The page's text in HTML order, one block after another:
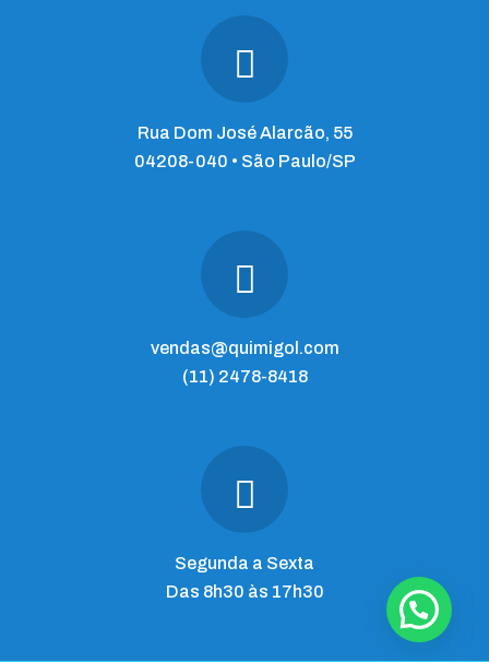
Rua Dom José Alarcão, 55
04208-040 • São Paulo/SP
vendas@quimigol.com
(11) 2478-8418
Segunda a Sexta
Das 8h30 às 17h30